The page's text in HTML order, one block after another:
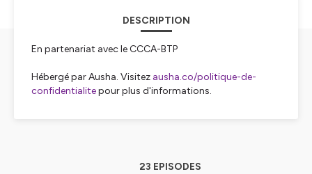
DESCRIPTION
En partenariat avec le CCCA-BTP
Hébergé par Ausha. Visitez ausha.co/politique-de-
confidentialitepour plus d'informations.
23 EPISODES